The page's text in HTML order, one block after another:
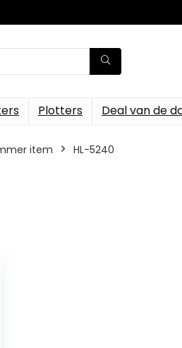
Plotters Deal van de
item ‎HL-5240